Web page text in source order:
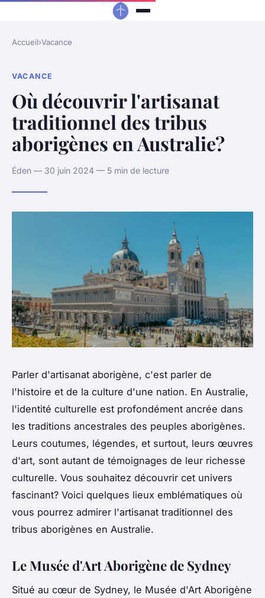
Accueil›Vacance
VACANCE
Où découvrir l'artisanat
traditionnel des tribus
aborigènes en Australie?
Éden — 30 juin 2024 — 5 min de lecture
Parler d'artisanat aborigène, c'est parler de
l'histoire et de la culture d'une nation. En Australie,
l'identité culturelle est profondément ancrée dans
les traditions ancestrales des peuples aborigènes.
Leurs coutumes, légendes, et surtout, leurs œuvres
d'art, sont autant de témoignages de leur richesse
culturelle. Vous souhaitez découvrir cet univers
fascinant? Voici quelques lieux emblématiques où
vous pourrez admirer l'artisanat traditionnel des
tribus aborigènes en Australie.
Le Musée d'Art Aborigène de Sydney
Situé au cœur de Sydney, le Musée d'Art Aborigène